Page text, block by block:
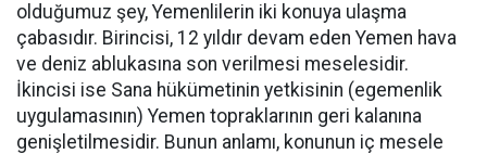
olduğumuz şey, Yemenlilerin iki konuya ulaşma
çabasıdır. Birincisi, 12 yıldır devam eden Yemen hava
ve deniz ablukasına son verilmesi meselesidir.
İkincisi ise Sana hükümetinin yetkisinin (egemenlik
uygulamasının) Yemen topraklarının geri kalanına
genişletilmesidir. Bunun anlamı, konunun iç mesele